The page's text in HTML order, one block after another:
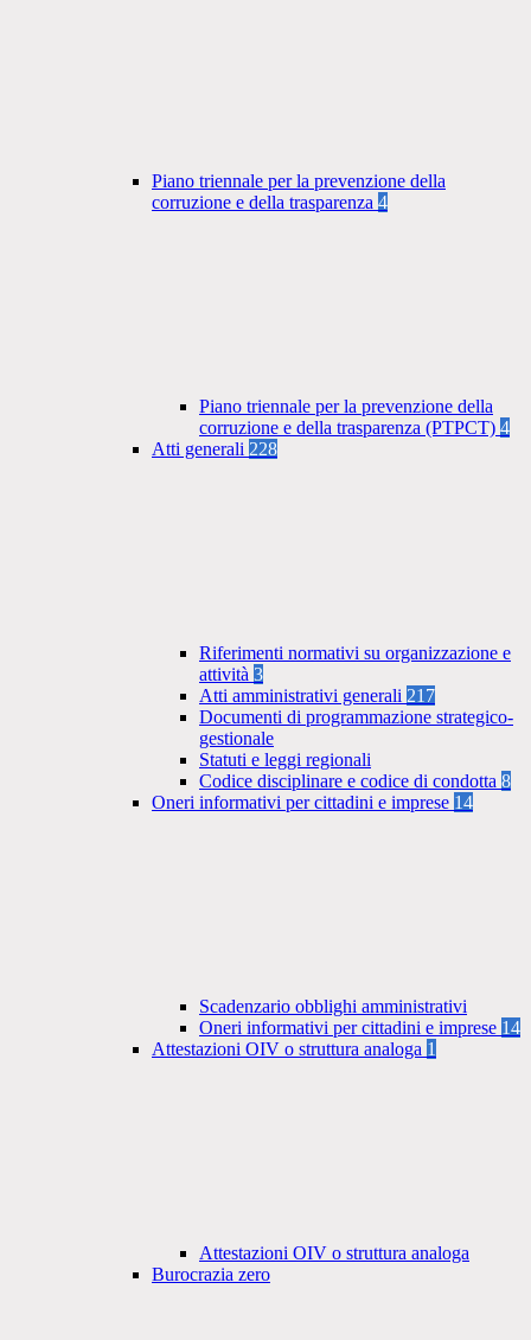
Piano triennale per la prevenzione della
corruzione e della trasparenza 4
Piano triennale per la prevenzione della
corruzione e della trasparenza (PTPCT) 4
Atti generali 228
Riferimenti normativi su organizzazione e
attività 3
Atti amministrativi generali 217
Documenti di programmazione strategico-
gestionale
Statuti e leggi regionali
Codice disciplinare e codice di condotta 8
Oneri informativi per cittadini e imprese 14
Scadenzario obblighi amministrativi
Oneri informativi per cittadini e imprese 14
Attestazioni OIV o struttura analoga 1
Attestazioni OIV o struttura analoga
Burocrazia zero